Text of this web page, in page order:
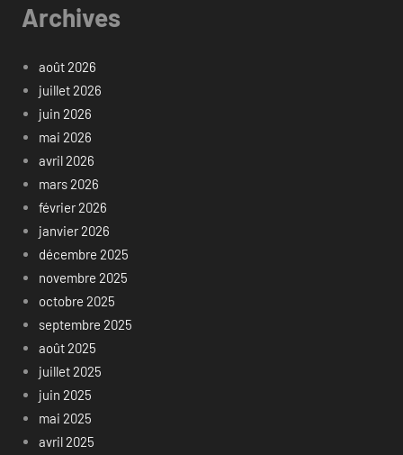
Archives
août 2026
juillet 2026
juin 2026
mai 2026
avril 2026
mars 2026
février 2026
janvier 2026
décembre 2025
novembre 2025
octobre 2025
septembre 2025
août 2025
juillet 2025
juin 2025
mai 2025
avril 2025